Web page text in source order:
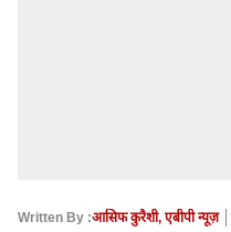
Written By :आसिफ कुरैशी, एबीपी न्यूज़